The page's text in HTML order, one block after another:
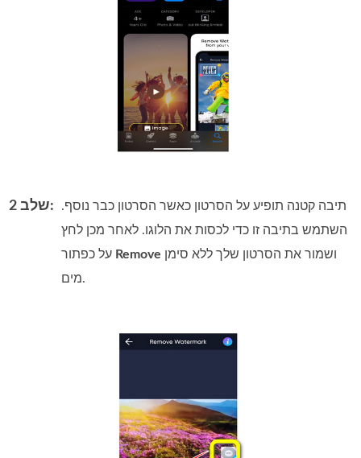
שלב 2:
תיבה קטנה תופיע על הסרטון כאשר הסרטון כבר נוסף.
השתמש בתיבה זו כדי לכסות את הלוגו. לאחר מכן לחץ
Remove
מים.